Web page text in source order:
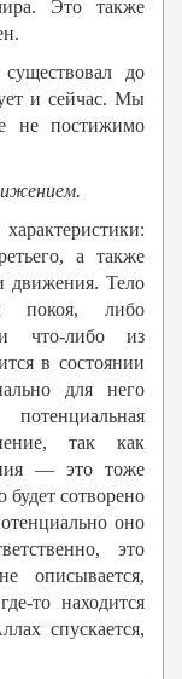
Это также
до
и сейчас. Мы
не постижимо
а также
движения. Тело
покоя, либо
что-либо из
в состоянии
для него
так как
— это тоже
будет сотворено
оно
это
описывается,
то находится
спускается,